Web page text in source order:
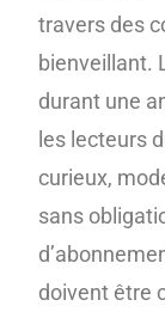
travers des
bienveillant.
durant une
les lecteurs
curieux,
sans
doivent être